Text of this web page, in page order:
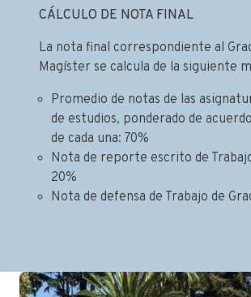
CÁLCULO DE NOTA FINAL
La nota final correspondiente al
Magíster se calcula de la siguiente
Promedio de notas de las
de estudios, ponderado de
de cada una: 70%
Nota de reporte escrito de
20%
Nota de defensa de Trabajo de